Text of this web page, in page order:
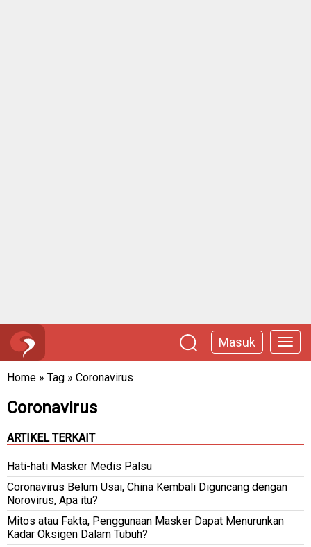
Masuk
Home » Tag » Coronavirus
Coronavirus
ARTIKEL TERKAIT
Hati-hati Masker Medis Palsu
Coronavirus Belum Usai, China Kembali Diguncang dengan
Norovirus, Apa itu?
Mitos atau Fakta, Penggunaan Masker Dapat Menurunkan
Kadar Oksigen Dalam Tubuh?